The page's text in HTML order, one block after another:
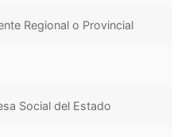
Regional o Provincial
Social del Estado